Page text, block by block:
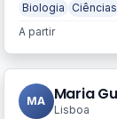
Biologia
Ciências
A partir
MA
Lisboa